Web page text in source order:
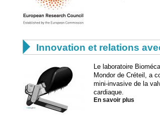
 Innovation et relations
Le laboratoire
Mondor de Créteil, a
mini-invasive de la
cardiaque.
En savoir plus